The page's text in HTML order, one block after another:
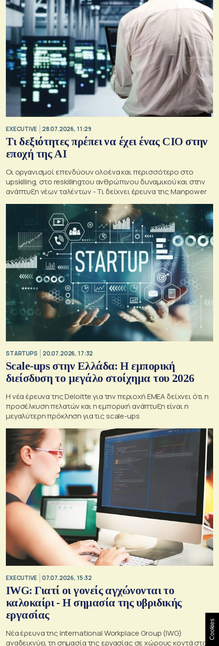
EXECUTIVE 28.07.2026, 11:29
Τι δεξιότητες πρέπει να έχει ένας CIO στην
εποχή της AI
Οι οργανισμοί επενδύουν ολοένα και περισσότερο στο
upskilling, στο reskillingτου ανθρώπινου δυναμικού και στην
ανάπτυξη νέων ταλέντων - Τι δείχνει έρευνα της Manpower
STARTUPS 20.07.2026, 17:32
Scale-ups στην Ελλάδα: Η εμπορική
διείσδυση το μεγάλο στοίχημα του 2026
Η νέα έρευνα της Deloitte για την περιοχή EMEA δείχνει ότι η
προσέλκυση πελατών και η εμπορική ανάπτυξη είναι η
μεγαλύτερη πρόκληση για τις scale-ups
EXECUTIVE 07.07.2026, 15:32
IWG: Γιατί οι γονείς αγχώνονται το
καλοκαίρι - Η σημασία της υβριδικής
εργασίας
Νέα έρευνα της International Workplace Group (IWG)
αναδεικνύει τη σημασία της εργασίας σε χώρους κοντά στο
Cookies